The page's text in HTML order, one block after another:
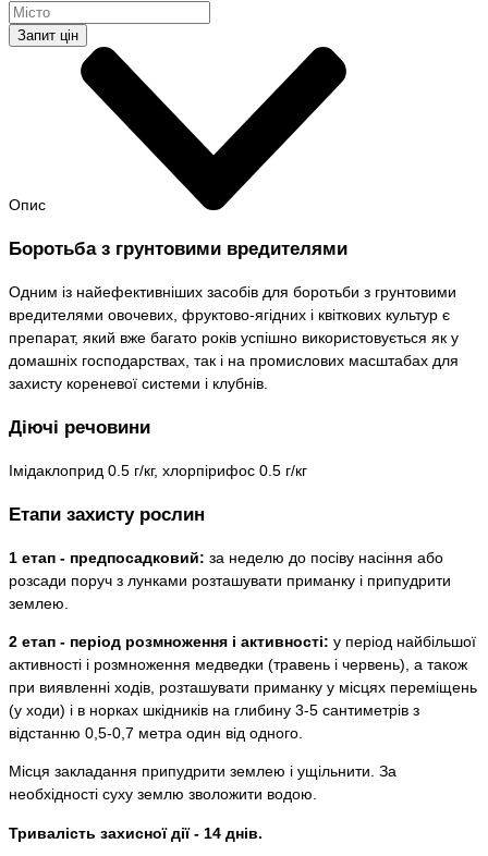
Запит цін
Опис
Боротьба з грунтовими вредителями
Одним із найефективніших засобів для боротьби з грунтовими
вредителями овочевих, фруктово-ягідних і квіткових культур є
препарат, який вже багато років успішно використовується як у
домашніх господарствах, так і на промислових масштабах для
захисту кореневої системи і клубнів.
Діючі речовини
Імідаклоприд 0.5 г/кг, хлорпірифос 0.5 г/кг
Етапи захисту рослин
1 етап - предпосадковий: за неделю до посіву насіння або
розсади поруч з лунками розташувати приманку і припудрити
землею.
2 етап - період розмноження і активності: у період найбільшої
активності і розмноження медведки (травень і червень), а також
при виявленні ходів, розташувати приманку у місцях переміщень
(у ходи) і в норках шкідників на глибину 3-5 сантиметрів з
відстанню 0,5-0,7 метра один від одного.
Місця закладання припудрити землею і ущільнити. За
необхідності суху землю зволожити водою.
Тривалість захисної дії - 14 днів.